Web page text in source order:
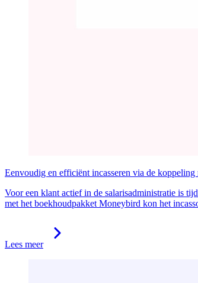
Eenvoudig en efficiënt incasseren via de
Voor een klant actief in de salarisadministratie is
met het boekhoudpakket Moneybird kon het
Lees meer